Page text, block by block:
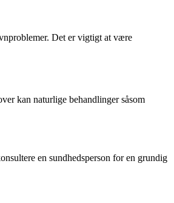
Det er vigtigt at være
kan naturlige behandlinger såsom
en sundhedsperson for en grundig